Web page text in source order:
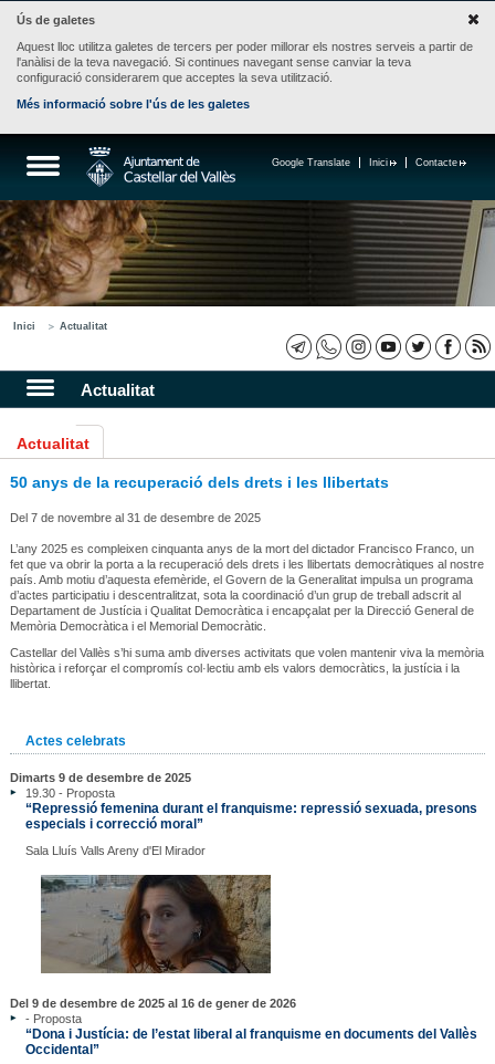
Ús de galetes
Aquest lloc utilitza galetes de tercers per poder millorar els nostres serveis a partir de
l'anàlisi de la teva navegació. Si continues navegant sense canviar la teva
configuració considerarem que acceptes la seva utilització.
Més informació sobre l'ús de les galetes
Contacte
Inici
Google Translate
Inici Actualitat
Actualitat
Actualitat
50 anys de la recuperació dels drets i les llibertats
Del 7 de novembre al 31 de desembre de 2025
L’any 2025 es compleixen cinquanta anys de la mort del dictador Francisco Franco, un
fet que va obrir la porta a la recuperació dels drets i les llibertats democràtiques al nostre
país. Amb motiu d’aquesta efemèride, el Govern de la Generalitat impulsa un programa
d’actes participatiu i descentralitzat, sota la coordinació d’un grup de treball adscrit al
Departament de Justícia i Qualitat Democràtica i encapçalat per la Direcció General de
Memòria Democràtica i el Memorial Democràtic.
Castellar del Vallès s’hi suma amb diverses activitats que volen mantenir viva la memòria
històrica i reforçar el compromís col·lectiu amb els valors democràtics, la justícia i la
llibertat.
Actes celebrats
Dimarts 9 de desembre de 2025
19.30 - Proposta
“Repressió femenina durant el franquisme: repressió sexuada, presons
especials i correcció moral”
Sala Lluís Valls Areny d'El Mirador
Del 9 de desembre de 2025 al 16 de gener de 2026
- Proposta
“Dona i Justícia: de l’estat liberal al franquisme en documents del Vallès
Occidental”